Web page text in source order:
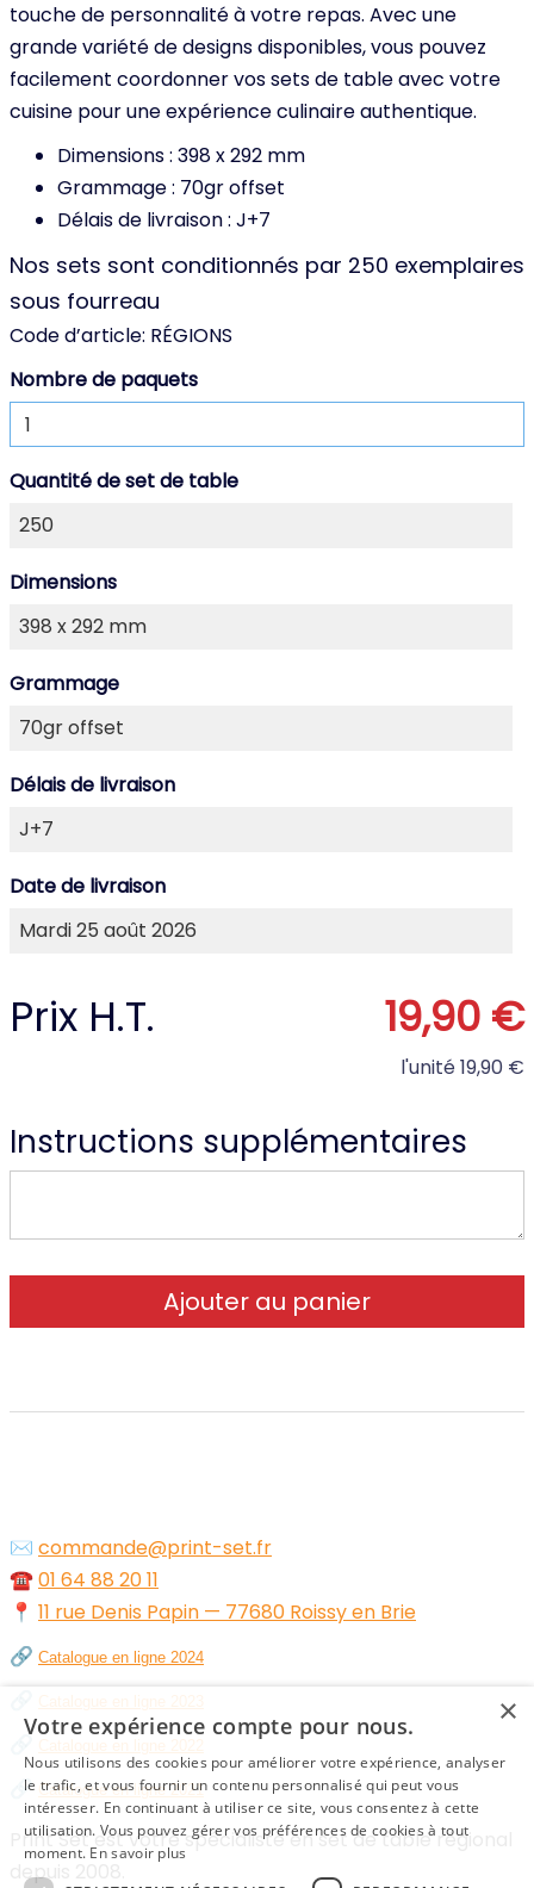
touche de personnalité à votre repas. Avec une
grande variété de designs disponibles, vous pouvez
facilement coordonner vos sets de table avec votre
cuisine pour une expérience culinaire authentique.
Dimensions : 398 x 292 mm
Grammage : 70gr offset
Délais de livraison : J+7
Nos sets sont conditionnés par 250 exemplaires
sous fourreau
Code d’article: RÉGIONS
Nombre de paquets
Quantité de set de table
Dimensions
Grammage
Délais de livraison
Date de livraison
Prix H.T. 19,90 €
l'unité19,90 €
Instructions supplémentaires
✉️ commande@print-set.fr
☎️01 64 88 20 11
📍 11 rue Denis Papin — 77680 Roissy en Brie
🔗 Catalogue en ligne 2024
🔗 Catalogue en ligne 2021
Print Set est votre spécialiste en set de table régional
depuis 2008.
×
Votre expérience compte pour nous.
Nous utilisons des cookies pour améliorer votre expérience, analyser
le trafic, et vous fournir un contenu personnalisé qui peut vous
intéresser. En continuant à utiliser ce site, vous consentez à cette
utilisation. Vous pouvez gérer vos préférences de cookies à tout
moment. En savoir plus